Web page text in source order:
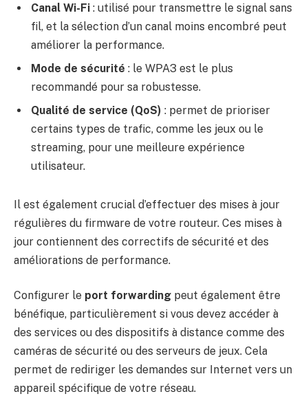
Canal Wi-Fi : utilisé pour transmettre le signal sans
fil, et la sélection d’un canal moins encombré peut
améliorer la performance.
Mode de sécurité : le WPA3 est le plus
recommandé pour sa robustesse.
Qualité de service (QoS) : permet de prioriser
certains types de trafic, comme les jeux ou le
streaming, pour une meilleure expérience
utilisateur.
Il est également crucial d’effectuer des mises à jour
régulières du firmware de votre routeur. Ces mises à
jour contiennent des correctifs de sécurité et des
améliorations de performance.
Configurer le port forwarding peut également être
bénéfique, particulièrement si vous devez accéder à
des services ou des dispositifs à distance comme des
caméras de sécurité ou des serveurs de jeux. Cela
permet de rediriger les demandes sur Internet vers un
appareil spécifique de votre réseau.